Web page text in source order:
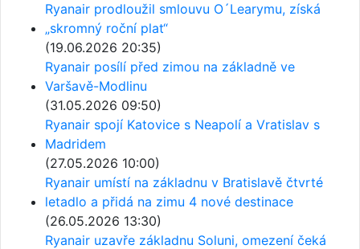
Ryanair prodloužil smlouvu O´Learymu, získá
„skromný roční plat“
(19.06.2026 20:35)
Ryanair posílí před zimou na základně ve
Varšavě-Modlinu
(31.05.2026 09:50)
Ryanair spojí Katovice s Neapolí a Vratislav s
Madridem
(27.05.2026 10:00)
Ryanair umístí na základnu v Bratislavě čtvrté
letadlo a přidá na zimu 4 nové destinace
(26.05.2026 13:30)
Ryanair uzavře základnu Soluni, omezení čeká